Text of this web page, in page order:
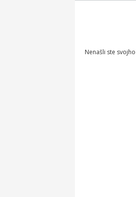
Nenašli ste